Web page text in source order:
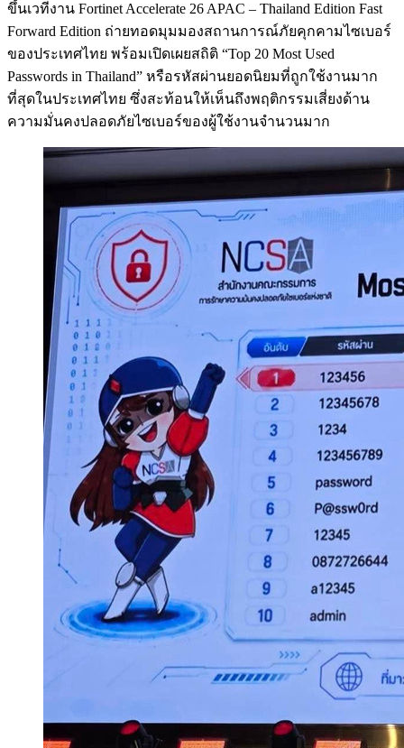
ขึ้นเวทีงาน Fortinet Accelerate 26 APAC – Thailand Edition Fast
Forward Edition ถ่ายทอดมุมมองสถานการณ์ภัยคุกคามไซเบอร์
ของประเทศไทย พร้อมเปิดเผยสถิติ “Top 20 Most Used
Passwords in Thailand” หรือรหัสผ่านยอดนิยมที่ถูกใช้งานมาก
ที่สุดในประเทศไทย ซึ่งสะท้อนให้เห็นถึงพฤติกรรมเสี่ยงด้าน
ความมั่นคงปลอดภัยไซเบอร์ของผู้ใช้งานจำนวนมาก